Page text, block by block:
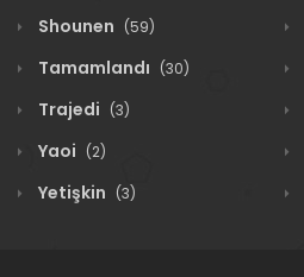
Shounen (59)
Tamamlandı (30)
Trajedi (3)
Yaoi (2)
Yetişkin (3)